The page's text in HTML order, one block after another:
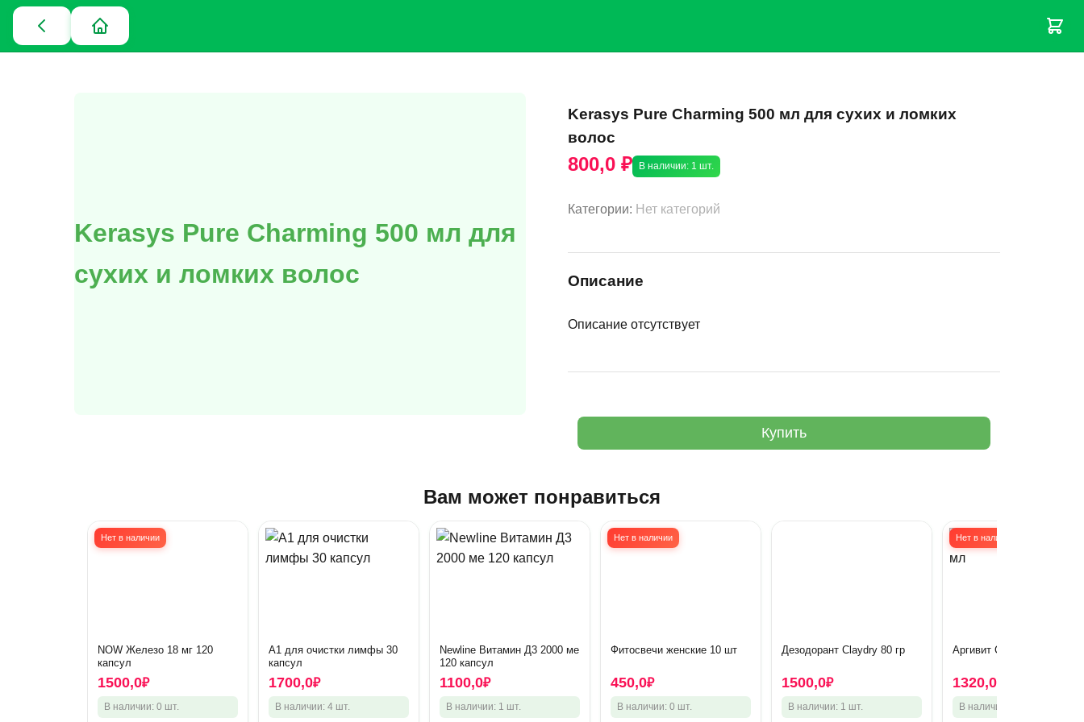
Kerasys Pure Charming 500 мл для
сухих и ломких волос
Kerasys Pure Charming 500 мл для сухих и ломких
волос
800,0 ₽ В наличии: 1 шт.
Категории: Нет категорий
Описание
Описание отсутствует
Купить
Вам может понравиться
Нет в наличии
NOW Железо 18 мг 120
капсул
1500,0₽
В наличии: 0 шт.
А1 для очистки лимфы 30
капсул
1700,0₽
В наличии: 4 шт.
Newline Витамин Д3 2000 ме
120 капсул
1100,0₽
В наличии: 1 шт.
Нет в наличии
Фитосвечи женские 10 шт
450,0₽
В наличии: 0 шт.
Дезодорант Claydry 80 гр
1500,0₽
В наличии: 1 шт.
Нет в наличии
Аргивит Смарт 150 мл
1320,0
В наличии: 0 шт.